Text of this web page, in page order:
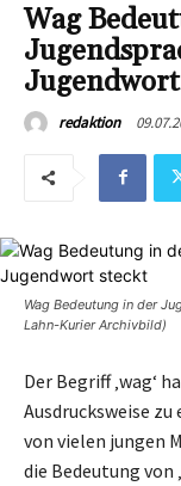
Wag
redaktion
Wag Bedeutung in der
Lahn-Kurier Archivbild)
Der Begriff ‚wag‘
Ausdrucksweise
von vielen jungen
die Bedeutung von